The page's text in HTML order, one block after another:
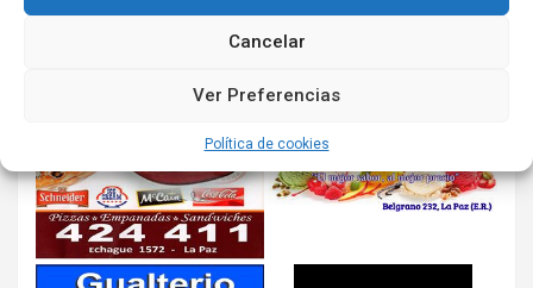
Cancelar
Ver Preferencias
Política de cookies